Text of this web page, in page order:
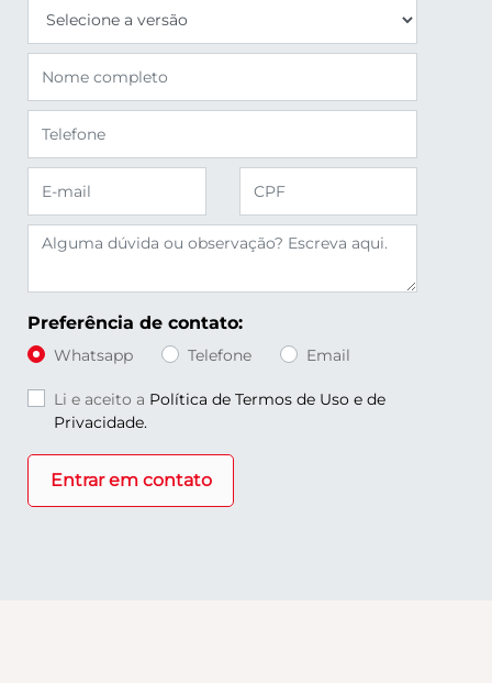
Preferência de contato:
Whatsapp Telefone Email
Li e aceito a Política de Termos de Uso e de
Privacidade.
Entrar em contato